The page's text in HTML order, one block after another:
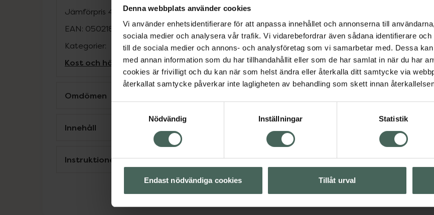
Denna webbplats använder cookies
Vi använder enhetsidentifierare för att anpassa innehållet och annonserna till
sociala medier och analysera vår trafik. Vi vidarebefordrar även sådana identifierare
till de sociala medier och annons- och analysföretag som vi samarbetar med. Dessa
med annan information som du har tillhandahållit eller som de har samlat in när du har
cookies är frivilligt och du kan när som helst ändra eller återkalla ditt samtycke via
återkallat samtycke påverkar inte lagligheten av behandling som skett innan
Nödvändig
Inställningar Statistik
Endast nödvändiga cookies Tillåt urval
5 av 5 i omdöme
New Nordic Fat
Kosttillskott 60 st
Kosttillskott
211,20 kr
Tidigare pris:
Köp båda för:
Jämförpris 4,98 kr/st
EAN: 05021807468003
Kategorier:
Kost och hälsaKosttillskottKosttillskott
Omdömen
Innehåll
Instruktioner Visa